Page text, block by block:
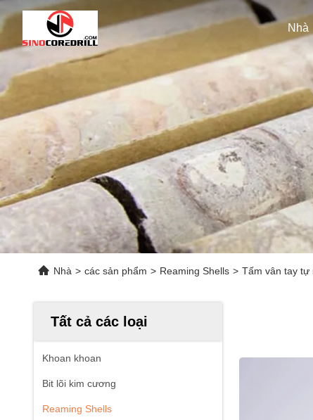
Nhà
Nhà > các sản phẩm > Reaming Shells > Tấm vân tay tự
Tất cả các loại
Khoan khoan
Bit lõi kim cương
Reaming Shells